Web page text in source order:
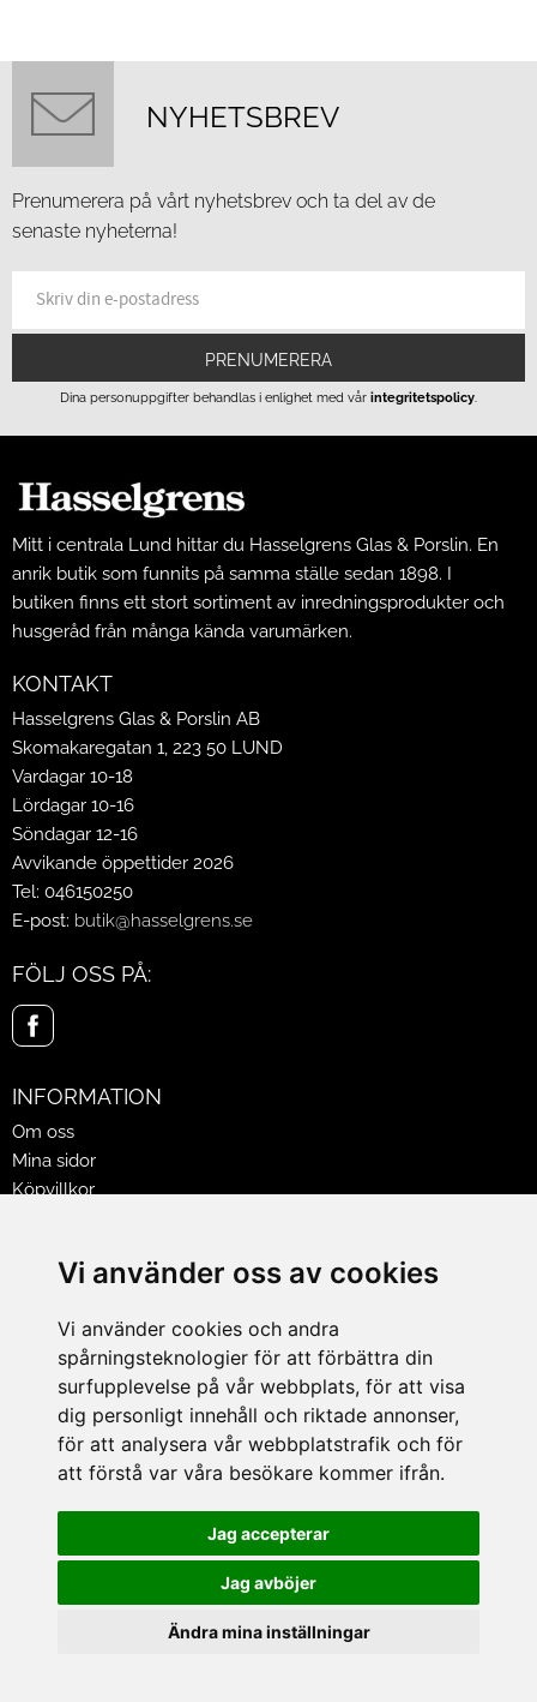
Vi använder oss av cookies
Vi använder cookies och andra
spårningsteknologier för att förbättra din
surfupplevelse på vår webbplats, för att visa
dig personligt innehåll och riktade annonser,
för att analysera vår webbplatstrafik och för
att förstå var våra besökare kommer ifrån.
Jag accepterar
Jag avböjer
Ändra mina inställningar
NYHETSBREV
Prenumerera på vårt nyhetsbrev och ta del av de
senaste nyheterna!
PRENUMERERA
Dina personuppgifter behandlas i enlighet med vår integritetspolicy.
Mitt i centrala Lund hittar du Hasselgrens Glas & Porslin. En
anrik butik som funnits på samma ställe sedan 1898. I
butiken finns ett stort sortiment av inredningsprodukter och
husgeråd från många kända varumärken.
KONTAKT
Hasselgrens Glas & Porslin AB
Skomakaregatan 1, 223 50 LUND
Vardagar 10-18
Lördagar 10-16
Söndagar 12-16
Avvikande öppettider 2026
Tel: 046150250
E-post: butik@hasselgrens.se
FÖLJ OSS PÅ:
INFORMATION
Om oss
Mina sidor
Köpvillkor
Jobba på Hasselgrens
LEVERANS
BETALNINGSSÄTT
I butiken i Lund kan du betala med Visa, Mastercard, Lund
City presentkort och kontanter.